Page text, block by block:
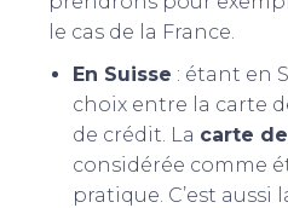
le cas de la France.
En Suisse : étant en
choix entre la carte
de crédit. La carte
considérée comme
pratique. C’est aussi